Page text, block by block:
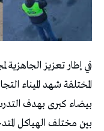
في إطار تعزيز الجاهزية
المختلفة شهد الميناء
بيضاء كبرى بهدف
بين مختلف الهياكل